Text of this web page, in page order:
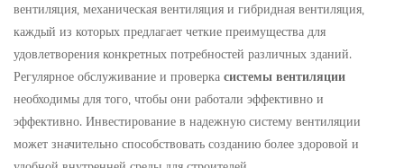
вентиляция, механическая вентиляция и гибридная вентиляция,
каждый из которых предлагает четкие преимущества для
удовлетворения конкретных потребностей различных зданий.
Регулярное обслуживание и проверка системы вентиляции
необходимы для того, чтобы они работали эффективно и
эффективно. Инвестирование в надежную систему вентиляции
может значительно способствовать созданию более здоровой и